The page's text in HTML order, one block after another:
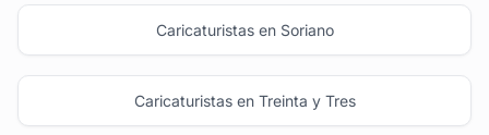
Caricaturistas en Soriano
Caricaturistas en Treinta y Tres